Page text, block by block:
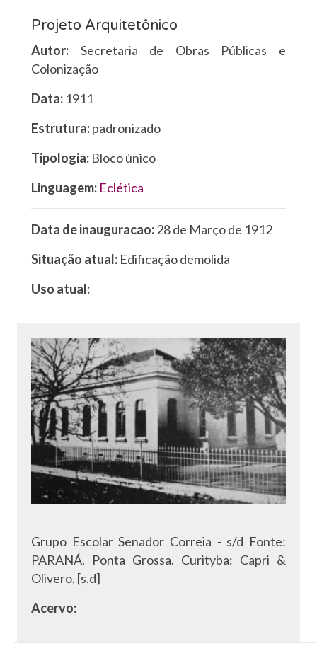
Projeto Arquitetônico
Autor: Secretaria de Obras Públicas e
Colonização
Data: 1911
Estrutura:padronizado
Tipologia: Bloco único
Linguagem: Eclética
Data de inauguracao:28 de Março de 1912
Situação atual: Edificação demolida
Uso atual:
Grupo Escolar Senador Correia - s/d Fonte:
PARANÁ. Ponta Grossa. Curityba: Capri &
Olivero, [s.d]
Acervo: